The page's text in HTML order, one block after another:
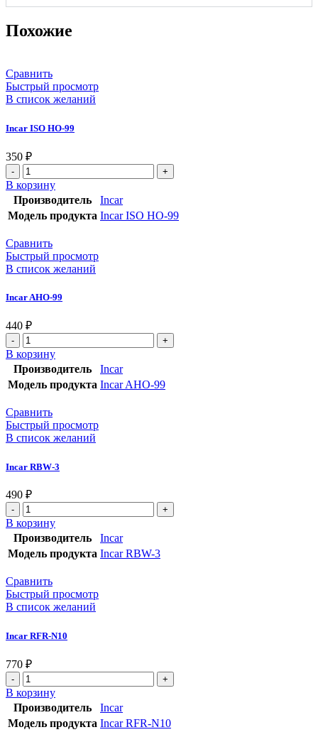
Похожие
Сравнить
Быстрый просмотр
В список желаний
Incar ISO HO-99
350 ₽
В корзину
Производитель
Incar
Модель продукта Incar ISO HO-99
Сравнить
Быстрый просмотр
В список желаний
Incar AHO-99
440 ₽
В корзину
Производитель
Incar
Модель продукта Incar AHO-99
Сравнить
Быстрый просмотр
В список желаний
Incar RBW-3
490 ₽
В корзину
Производитель
Incar
Модель продукта Incar RBW-3
Сравнить
Быстрый просмотр
В список желаний
Incar RFR-N10
770 ₽
В корзину
Производитель
Incar
Модель продукта Incar RFR-N10